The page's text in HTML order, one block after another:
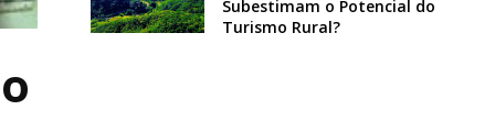
Subestimam o Potencial do
Turismo Rural?